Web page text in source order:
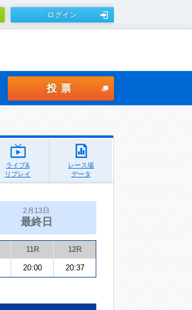
ログイン
投票
ライブ&
リプレイ
レース場
データ
2月13日
最終日
11R 12R
20:00 20:37